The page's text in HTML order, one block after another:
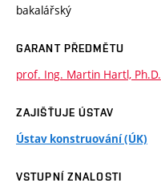
bakalářský
GARANT PŘEDMĚTU
prof. Ing. Martin Hartl, Ph.D.
ZAJIŠŤUJE ÚSTAV
Ústav konstruování (ÚK)
VSTUPNÍ ZNALOSTI